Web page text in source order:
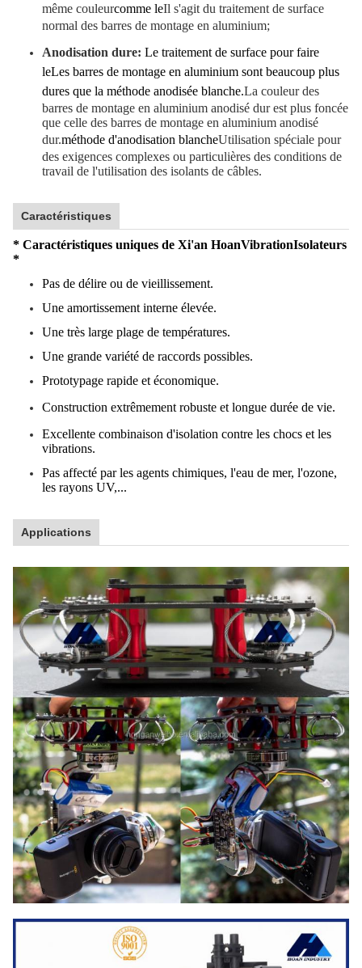
même couleurcomme leIl s'agit du traitement de surface
normal des barres de montage en aluminium;
Anodisation dure: Le traitement de surface pour faire
leLes barres de montage en aluminium sont beaucoup plus
dures que la méthode anodisée blanche.La couleur des
barres de montage en aluminium anodisé dur est plus foncée
que celle des barres de montage en aluminium anodisé
dur.méthode d'anodisation blancheUtilisation spéciale pour
des exigences complexes ou particulières des conditions de
travail de l'utilisation des isolants de câbles.
Caractéristiques
* Caractéristiques uniques de Xi'an HoanVibrationIsolateurs
*
Pas de délire ou de vieillissement.
Une amortissement interne élevée.
Une très large plage de températures.
Une grande variété de raccords possibles.
Prototypage rapide et économique.
Construction extrêmement robuste et longue durée de vie.
Excellente combinaison d'isolation contre les chocs et les
vibrations.
Pas affecté par les agents chimiques, l'eau de mer, l'ozone,
les rayons UV,...
Applications